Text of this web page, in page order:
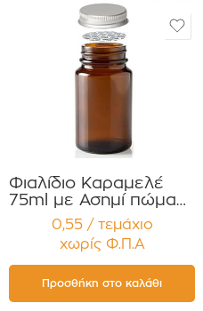
Φιαλίδιο Καραμελέ
75ml με Ασημί πώμα
Αλουμ. για Χάπια ,
Βιταμίνες
Συμπληρώματα
Διατροφής
Συσκευασία 12
τεμαχίων
0,55 / τεμάχιο
χωρίς Φ.Π.Α
Προσθήκη στο καλάθι